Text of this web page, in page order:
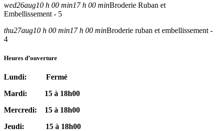
wed26aug10 h 00 min17 h 00 minBroderie Ruban et
Embellissement - 5
thu27aug10 h 00 min17 h 00 minBroderie ruban et embellissement -
4
Heures d’ouverture
Lundi: Fermé
Mardi: 15 à 18h00
Mercredi: 15 à 18h00
Jeudi: 15 à 18h00